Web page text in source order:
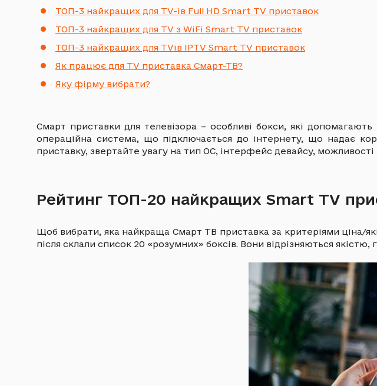
ТОП-3 найкращих для TV-ів Full HD Smart TV приставок
ТОП-3 найкращих для TV з WiFi Smart TV приставок
ТОП-3 найкращих для TVів IPTV Smart TV приставок
Як працює для TV приставка Смарт-ТВ?
Яку фірму вибрати?
Смарт приставки для телевізора – особливі бокси, які
операційна система, що підключається до інтернету, що надає
приставку, звертайте увагу на тип ОС, інтерфейс девайсу, можливості
Рейтинг ТОП-20 найкращих Smart TV
Щоб вибрати, яка найкраща Смарт ТВ приставка за критеріями ціна/
після склали список 20 «розумних» боксів. Вони відрізняються